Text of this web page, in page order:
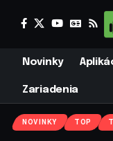
Novinky
Zariadenia
NOVINKY TOP